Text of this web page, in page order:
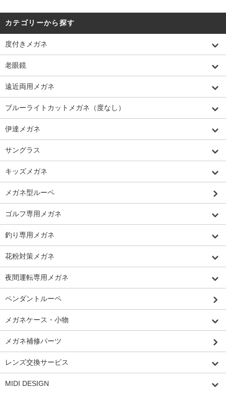
カテゴリーから探す
度付きメガネ
老眼鏡
遠近両用メガネ
ブルーライトカットメガネ（度なし）
伊達メガネ
サングラス
キッズメガネ
メガネ型ルーペ
ゴルフ専用メガネ
釣り専用メガネ
花粉対策メガネ
夜間運転専用メガネ
ペンダントルーペ
メガネケース・小物
メガネ補修パーツ
レンズ交換サービス
MIDI DESIGN